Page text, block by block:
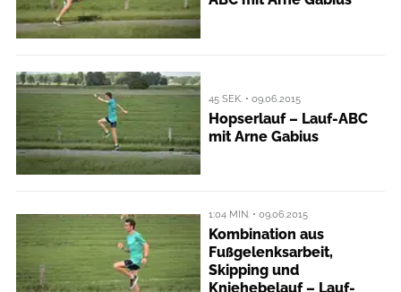
45 SEK. • 09.06.2015
Hopserlauf – Lauf-ABC
mit Arne Gabius
1:04 MIN. • 09.06.2015
Kombination aus
Fußgelenksarbeit,
Skipping und
Kniehebelauf – Lauf-